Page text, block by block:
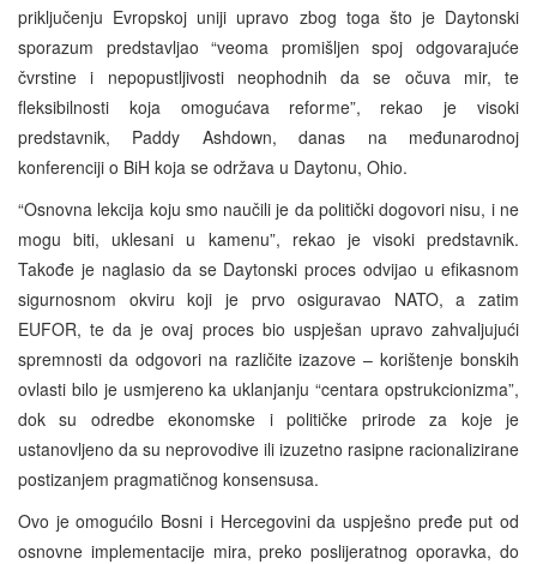
priključenju Evropskoj uniji upravo zbog toga što je Daytonski
sporazum predstavljao “veoma promišljen spoj odgovarajuće
čvrstine i nepopustljivosti neophodnih da se očuva mir, te
fleksibilnosti koja omogućava reforme”, rekao je visoki
predstavnik, Paddy Ashdown, danas na međunarodnoj
konferenciji o BiH koja se održava u Daytonu, Ohio.
“Osnovna lekcija koju smo naučili je da politički dogovori nisu, i ne
mogu biti, uklesani u kamenu”, rekao je visoki predstavnik.
Takođe je naglasio da se Daytonski proces odvijao u efikasnom
sigurnosnom okviru koji je prvo osiguravao NATO, a zatim
EUFOR, te da je ovaj proces bio uspješan upravo zahvaljujući
spremnosti da odgovori na različite izazove – korištenje bonskih
ovlasti bilo je usmjereno ka uklanjanju “centara opstrukcionizma”,
dok su odredbe ekonomske i političke prirode za koje je
ustanovljeno da su neprovodive ili izuzetno rasipne racionalizirane
postizanjem pragmatičnog konsensusa.
Ovo je omogućilo Bosni i Hercegovini da uspješno pređe put od
osnovne implementacije mira, preko poslijeratnog oporavka, do